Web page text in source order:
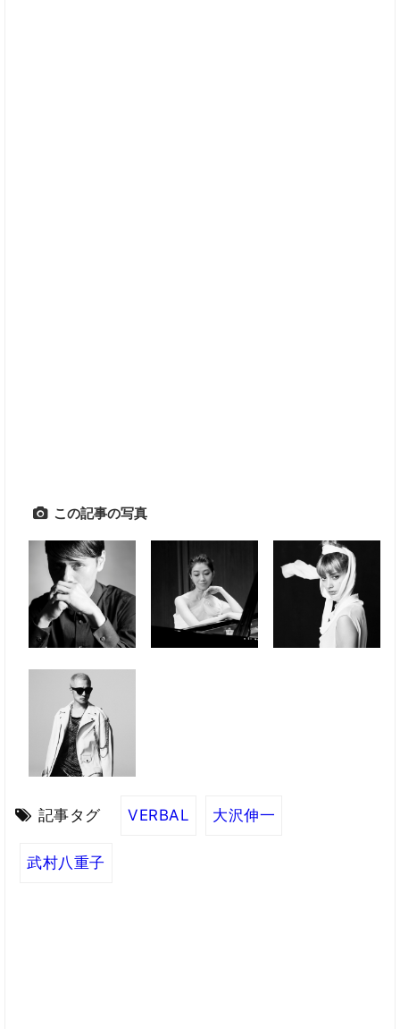
この記事の写真
記事タグ VERBAL 大沢伸一
武村⼋重⼦